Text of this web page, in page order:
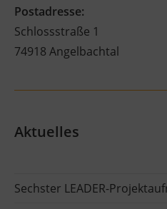
Postadresse:
Schlossstraße 1
74918 Angelbachtal
Aktuelles
Sechster LEADER-